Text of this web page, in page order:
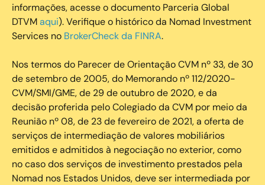
informações, acesse o documento Parceria Global
DTVMaqui). Verifique o histórico da Nomad Investment
Services no BrokerCheck da FINRA.
Nos termos do Parecer de Orientação CVM nº 33, de 30
de setembro de 2005, do Memorando nº 112/2020-
CVM/SMI/GME, de 29 de outubro de 2020, e da
decisão proferida pelo Colegiado da CVM por meio da
Reunião nº 08, de 23 de fevereiro de 2021, a oferta de
serviços de intermediação de valores mobiliários
emitidos e admitidos à negociação no exterior, como
no caso dos serviços de investimento prestados pela
Nomad nos Estados Unidos, deve ser intermediada por